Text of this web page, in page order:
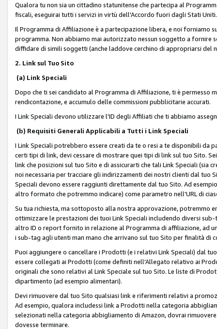
Qualora tu non sia un cittadino statunitense che partecipa al
fiscali, eseguirai tutti i servizi in virtù dell'Accordo fuori dagli Stati
Il Programma di Affiliazione è a partecipazione libera, e noi forniamo
programma. Non abbiamo mai autorizzato nessun soggetto a fornire
diffidare di simili soggetti (anche laddove cerchino di appropriarsi
2. Link sul Tuo Sito
(a) Link Speciali
Dopo che ti sei candidato al Programma di Affiliazione, ti è permesso
rendicontazione, e accumulo delle commissioni pubblicitarie accurati.
I Link Speciali devono utilizzare l'ID degli Affiliati che ti abbiamo
(b) Requisiti Generali Applicabili a Tutti i Link Speciali
I Link Speciali potrebbero essere creati da te o resi a te disponibili
certi tipi di link, devi cessare di mostrare quei tipi di link sul tuo Sito.
link che posizioni sul tuo Sito e di assicurarti che tali Link Speciali
noi necessaria per tracciare gli indirizzamenti dei nostri clienti dal tuo
Speciali devono essere raggiunti direttamente dal tuo Sito. Ad
altro formato che potremmo indicare) come parametro nell'URL di
Su tua richiesta, ma sottoposto alla nostra approvazione,
ottimizzare le prestazioni dei tuoi Link Speciali includendo diversi sub-
altro ID o report fornito in relazione al Programma di affiliazione, ad
i sub-tag agli utenti man mano che arrivano sul tuo Sito per finalità
Puoi aggiungere o cancellare i Prodotti (e i relativi Link Speciali) dal
essere collegati ai Prodotti (come definiti nell'Allegato relativo ai
originali che sono relativi al Link Speciale sul tuo Sito. Le liste di
dipartimento (ad esempio alimentari).
Devi rimuovere dal tuo Sito qualsiasi link e riferimenti relativi a
Ad esempio, qualora includessi link a Prodotti nella categoria
selezionati nella categoria abbigliamento di Amazon, dovrai
dovesse terminare.